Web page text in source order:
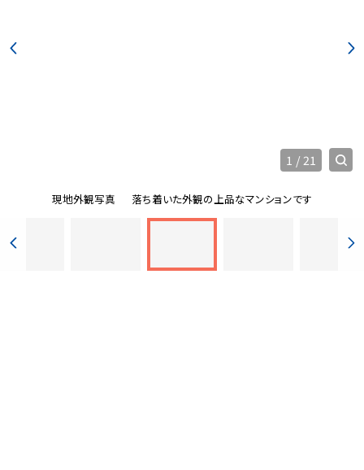
現地外観写真 落ち着いた外観の上品なマンションです
1 / 21